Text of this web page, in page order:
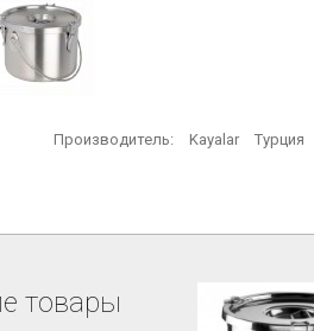
Производитель: Kayalar Турция
товары